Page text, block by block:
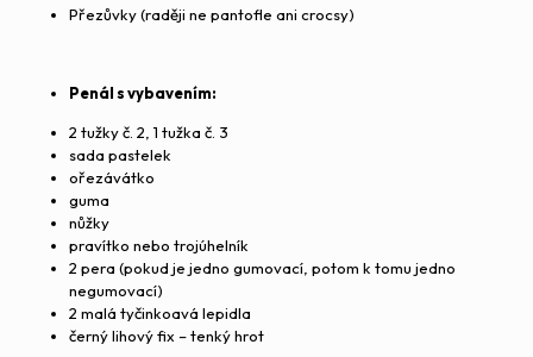
Přezůvky (raději ne pantofle ani crocsy)
Penál s vybavením:
2 tužky č. 2, 1 tužka č. 3
sada pastelek
ořezávátko
guma
nůžky
pravítko nebo trojúhelník
2 pera (pokud je jedno gumovací, potom k tomu jedno
negumovací)
2 malá tyčinkoavá lepidla
černý lihový fix – tenký hrot